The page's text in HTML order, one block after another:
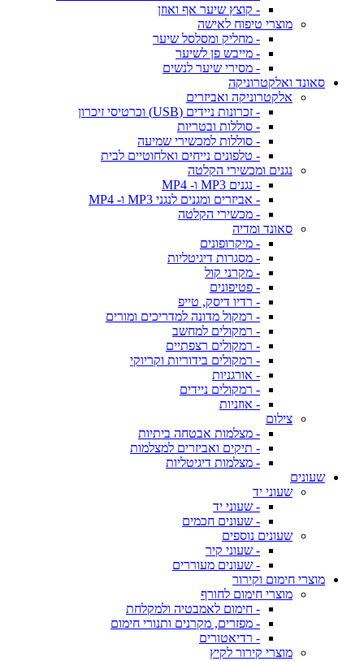
- קוצץ שיער אף ואוזן
מוצרי טיפוח לאישה
- מחליק ומסלסל שיער
- מייבש פן לשיער
- מסירי שיער לנשים
סאונד ואלקטרוניקה
אלקטרוניקה ואביזרים
- זכרונות ניידים (USB) וכרטיסי זיכרון
- סוללות ובטריות
- סוללות למכשירי שמיעה
- טלפונים נייחים ואלחוטיים לבית
נגנים ומכשירי הקלטה
- נגנים MP3 ו- MP4
- אביזרים ומגנים לנגני MP3 ו- MP4
- מכשירי הקלטה
סאונד ומדיה
- מיקרופונים
- מסגרות דיגיטליות
- מקרני קול
- פטיפונים
- רדיו דיסק, טייפ
- רמקול מדונה למדריכים ומורים
- רמקולים למחשב
- רמקולים רצפתיים
- רמקולים בידוריות וקריוקי
- אורגניות
- רמקולים ניידים
- אוזניות
צילום
- מצלמות אבטחה ביתיות
- תיקים ואביזרים למצלמות
- מצלמות דיגיטליות
שעונים
שעוני יד
- שעוני יד
- שעונים חכמים
שעונים נוספים
- שעוני קיר
- שעונים מעוררים
מוצרי חימום וקירור
מוצרי חימום לחורף
- חימום לאמבטיה ולמקלחת
- מפזרים, מקרנים ותנורי חימום
- רדיאטורים
מוצרי קירור לקיץ